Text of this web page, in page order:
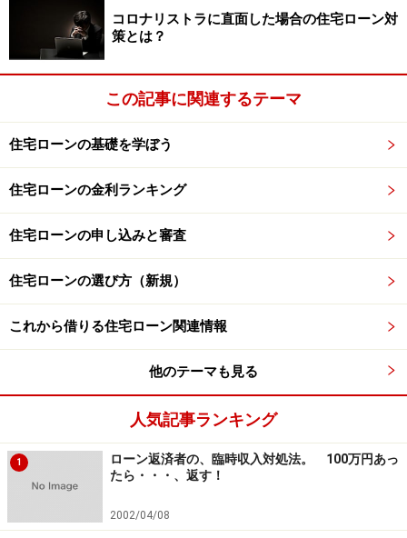
コロナリストラに直面した場合の住宅ローン対
策とは？
この記事に関連するテーマ
住宅ローンの基礎を学ぼう
住宅ローンの金利ランキング
住宅ローンの申し込みと審査
住宅ローンの選び方（新規）
これから借りる住宅ローン関連情報
他のテーマも見る
人気記事ランキング
1
ローン返済者の、臨時収入対処法。 100万円あっ
たら・・・、返す！
2002/04/08